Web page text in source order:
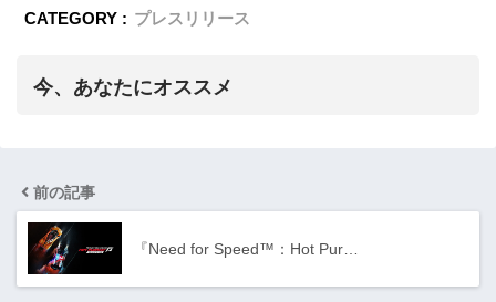
CATEGORY : プレスリリース
今、あなたにオススメ
前の記事
『Need for Speed™：Hot Pur…